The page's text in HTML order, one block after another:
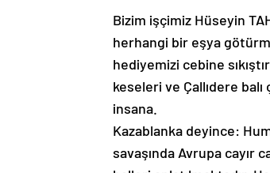
Bizim işçimiz Hüseyin
herhangi bir eşya
hediyemizi cebine
keseleri ve Çallıdere
insana.
Kazablanka deyince:
savaşında Avrupa cayır